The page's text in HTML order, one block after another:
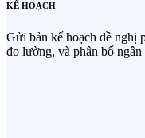
KẾ HOẠCH
Gửi bản kế hoạch đề nghị
đo lường, và phân bổ ngân